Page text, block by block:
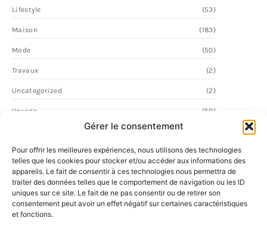
Gérer le consentement
Pour offrir les meilleures expériences, nous utilisons des technologies
telles que les cookies pour stocker et/ou accéder aux informations des
appareils. Le fait de consentir à ces technologies nous permettra de
traiter des données telles que le comportement de navigation ou les ID
uniques sur ce site. Le fait de ne pas consentir ou de retirer son
consentement peut avoir un effet négatif sur certaines caractéristiques
et fonctions.
Lifestyle (53)
Maison (183)
Mode (50)
Travaux (2)
Uncategorized (2)
Voyage (50)